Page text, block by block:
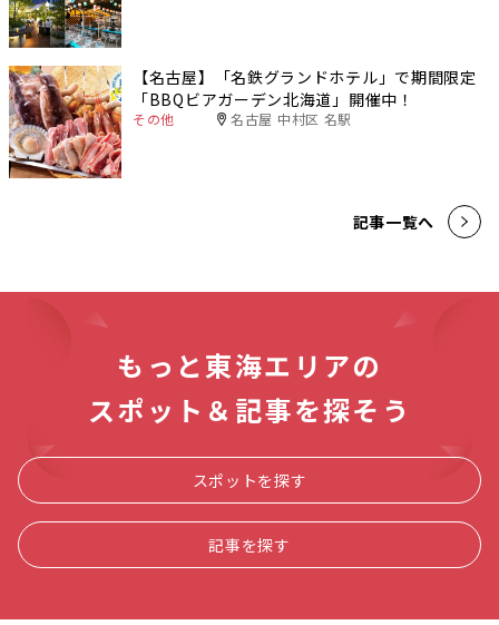
【名古屋】「名鉄グランドホテル」で期間限定
「BBQビアガーデン北海道」開催中！
その他 名古屋 中村区 名駅
記事一覧へ
もっと東海エリアの
スポット＆記事を探そう
スポットを探す
記事を探す